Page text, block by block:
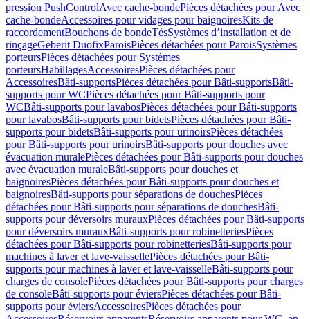
pression PushControlAvec cache-bondePièces détachées pour Avec
cache-bondeAccessoires pour vidages pour baignoiresKits de
raccordementBouchons de bondeTésSystèmes d’installation et de
rinçageGeberit DuofixParoisPièces détachées pour ParoisSystèmes
porteursPièces détachées pour Systèmes
porteursHabillagesAccessoiresPièces détachées pour
AccessoiresBâti-supportsPièces détachées pour Bâti-supportsBâti-
supports pour WCPièces détachées pour Bâti-supports pour
WCBâti-supports pour lavabosPièces détachées pour Bâti-supports
pour lavabosBâti-supports pour bidetsPièces détachées pour Bâti-
supports pour bidetsBâti-supports pour urinoirsPièces détachées
pour Bâti-supports pour urinoirsBâti-supports pour douches avec
évacuation muralePièces détachées pour Bâti-supports pour douches
avec évacuation muraleBâti-supports pour douches et
baignoiresPièces détachées pour Bâti-supports pour douches et
baignoiresBâti-supports pour séparations de douchesPièces
détachées pour Bâti-supports pour séparations de douchesBâti-
supports pour déversoirs murauxPièces détachées pour Bâti-supports
pour déversoirs murauxBâti-supports pour robinetteriesPièces
détachées pour Bâti-supports pour robinetteriesBâti-supports pour
machines à laver et lave-vaissellePièces détachées pour Bâti-
supports pour machines à laver et lave-vaisselleBâti-supports pour
charges de consolePièces détachées pour Bâti-supports pour charges
de consoleBâti-supports pour éviersPièces détachées pour Bâti-
supports pour éviersAccessoiresPièces détachées pour